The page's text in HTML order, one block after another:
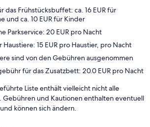
das Frühstücksbuffet: ca. 16 EUR für
und ca. 10 EUR für Kinder
Parkservice: 20 EUR pro Nacht
15 EUR pro Haustier, pro Nacht
sind von den Gebühren ausgenommen
für das Zusatzbett: 20.0 EUR pro Nacht
Liste enthält vielleicht nicht alle
Gebühren und Kautionen enthalten eventuell
können sich ändern.